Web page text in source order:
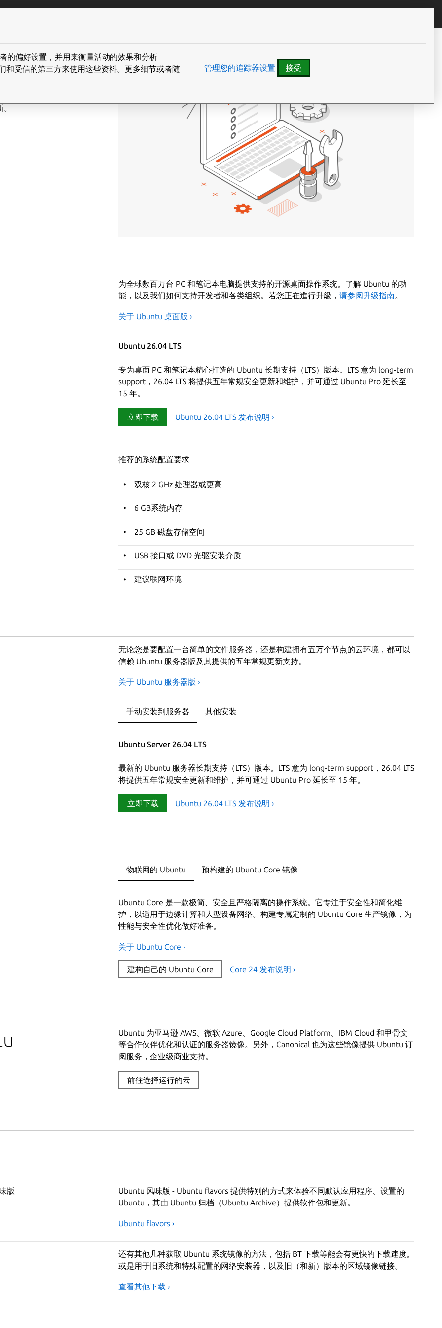
content
为全球数百万台 PC 和笔记本电脑提供支持的开源桌面操作系统。了解 Ubuntu 的功
能，以及我们如何支持开发者和各类组织。若您正在進行升級， 请参阅升级指南。
关于 Ubuntu 桌面版 ›
Ubuntu 26.04 LTS
专为桌面 PC 和笔记本精心打造的 Ubuntu 长期支持（LTS）版本。LTS 意为 long-term
support，26.04 LTS 将提供五年常规安全更新和维护，并可通过 Ubuntu Pro 延长至
15 年。
立即下载 Ubuntu 26.04 LTS 发布说明 ›
推荐的系统配置要求
双核 2 GHz 处理器或更高
6 GB系统内存
25 GB 磁盘存储空间
USB 接口或 DVD 光驱安装介质
建议联网环境
无论您是要配置一台简单的文件服务器，还是构建拥有五万个节点的云环境，都可以
信赖 Ubuntu 服务器版及其提供的五年常规更新支持。
关于 Ubuntu 服务器版 ›
手动安装到服务器 其他安装
Ubuntu Server 26.04 LTS
最新的 Ubuntu 服务器长期支持（LTS）版本。LTS 意为 long-term support，26.04 LTS
将提供五年常规安全更新和维护，并可通过 Ubuntu Pro 延长至 15 年。
立即下载 Ubuntu 26.04 LTS 发布说明 ›
物联网的 Ubuntu 预构建的 Ubuntu Core 镜像
Ubuntu Core 是一款极简、安全且严格隔离的操作系统。它专注于安全性和简化维
护，以适用于边缘计算和大型设备网络。构建专属定制的 Ubuntu Core 生产镜像，为
性能与安全性优化做好准备。
关于 Ubuntu Core ›
建构自己的 Ubuntu Core Core 24 发布说明 ›
Ubuntu 为亚马逊 AWS、微软 Azure、Google Cloud Platform、IBM Cloud 和甲骨文
等合作伙伴优化和认证的服务器镜像。另外，Canonical 也为这些镜像提供 Ubuntu 订
阅服务，企业级商业支持。
前往选择运行的云
版
Ubuntu 风味版 - Ubuntu flavors 提供特别的方式来体验不同默认应用程序、设置的
Ubuntu，其由 Ubuntu 归档（Ubuntu Archive）提供软件包和更新。
Ubuntu flavors ›
还有其他几种获取 Ubuntu 系统镜像的方法，包括 BT 下载等能会有更快的下载速度。
或是用于旧系统和特殊配置的网络安装器，以及旧（和新）版本的区域镜像链接。
查看其他下载 ›
的偏好设置，并用来衡量活动的效果和分析
和受信的第三方来使用这些资料。更多细节或者随
管理您的追踪器设置 接受